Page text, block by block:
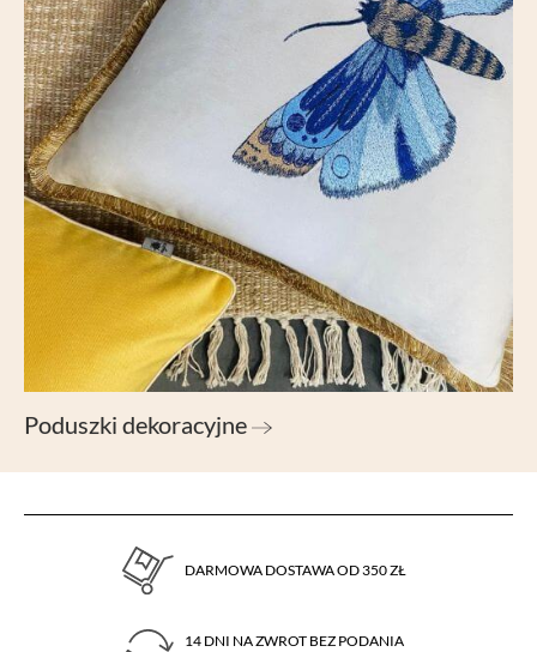
Poduszki dekoracyjne
DARMOWA DOSTAWA OD 350 ZŁ
14 DNI NA ZWROT BEZ PODANIA